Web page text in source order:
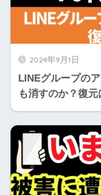
2024年9月1日
LINEグループの
も消すのか？復元